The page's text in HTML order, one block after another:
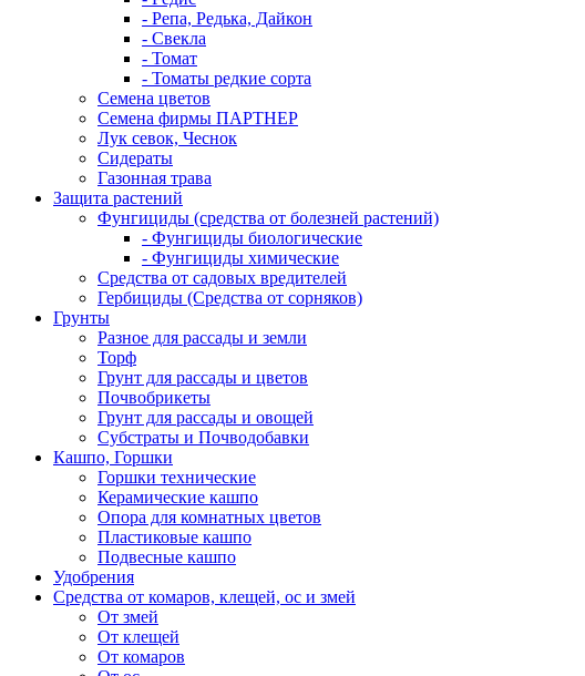
- Репа, Редька, Дайкон
- Свекла
- Томат
- Томаты редкие сорта
Семена цветов
Семена фирмы ПАРТНЕР
Лук севок, Чеснок
Сидераты
Газонная трава
Защита растений
Фунгициды (средства от болезней растений)
- Фунгициды биологические
- Фунгициды химические
Средства от садовых вредителей
Гербициды (Средства от сорняков)
Грунты
Разное для рассады и земли
Торф
Грунт для рассады и цветов
Почвобрикеты
Грунт для рассады и овощей
Субстраты и Почводобавки
Кашпо, Горшки
Горшки технические
Керамические кашпо
Опора для комнатных цветов
Пластиковые кашпо
Подвесные кашпо
Удобрения
Средства от комаров, клещей, ос и змей
От змей
От клещей
От комаров